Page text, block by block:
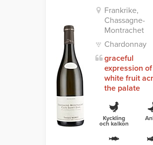
Frankrike,
Chassagne-
Montrachet
Chardonnay
graceful
expression of
white fruit
the palate
Kyckling
och kalkon